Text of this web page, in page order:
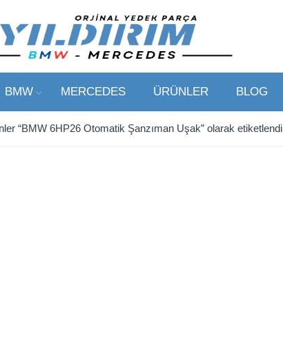
BMW MERCEDES ÜRÜNLER BLOG
“BMW 6HP26 Otomatik Şanzıman Uşak” olarak etiketlendi